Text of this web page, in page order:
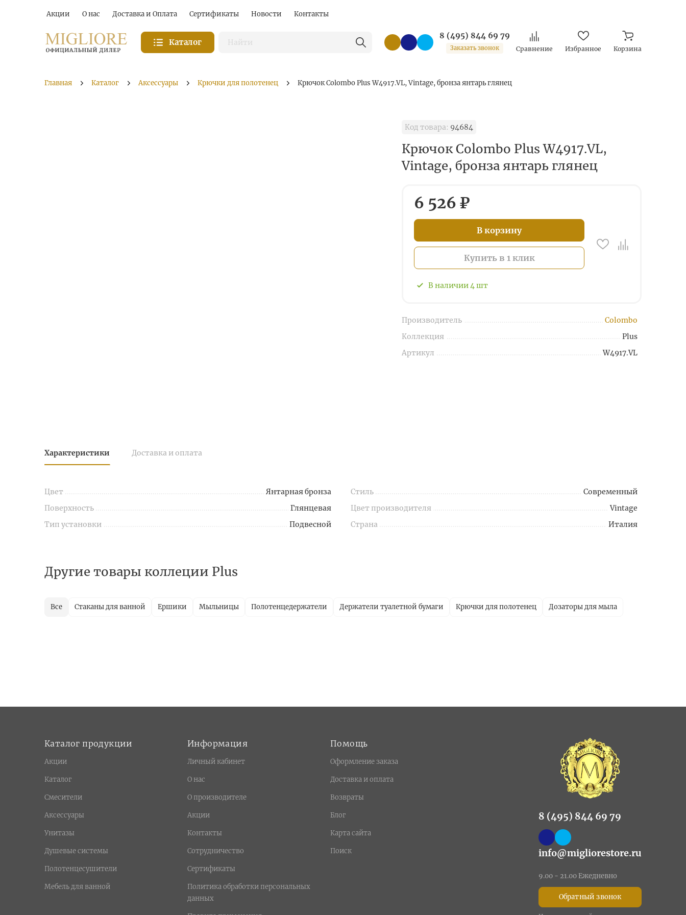
Акции О нас Доставка и Оплата Сертификаты Новости Контакты
Каталог
8 (495) 844 69 79
Заказать звонок Сравнение Избранное Корзина
Главная Каталог Аксессуары Крючки для полотенец Крючок Colombo Plus W4917.VL, Vintage, бронза янтарь глянец
Код товара: 94684
Крючок Colombo Plus W4917.VL,
Vintage, бронза янтарь глянец
6 526 ₽
В корзину
Купить в 1 клик
В наличии4шт
Производитель
Colombo
Коллекция
Plus
Артикул
W4917.VL
Характеристики Доставка и оплата
Цвет
Янтарная бронза
Поверхность
Глянцевая
Тип установки
Подвесной
Стиль
Современный
Цвет производителя
Vintage
Страна
Италия
Другие товары коллеции Plus
Все Стаканы для ванной Ершики Мыльницы Полотенцедержатели Держатели туалетной бумаги Крючки для полотенец Дозаторы для мыла
Каталог продукции
Акции
Каталог
Смесители
Аксессуары
Унитазы
Душевые системы
Полотенцесушители
Мебель для ванной
Информация
Личный кабинет
О нас
О производителе
Акции
Контакты
Сотрудничество
Сертификаты
Политика обработки персональных
данных
Помощь
Оформление заказа
Доставка и оплата
Возвраты
Блог
Карта сайта
Поиск
8 (495) 844 69 79
info@migliorestore.ru
9.00 - 21.00 Ежедневно
Обратный звонок